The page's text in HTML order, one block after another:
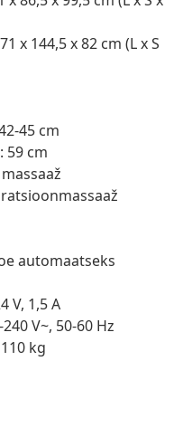
x 144,5 x 82 cm (L x S
45 cm
59 cm
automaatseks
V, 1,5 A
V~, 50-60 Hz
kg